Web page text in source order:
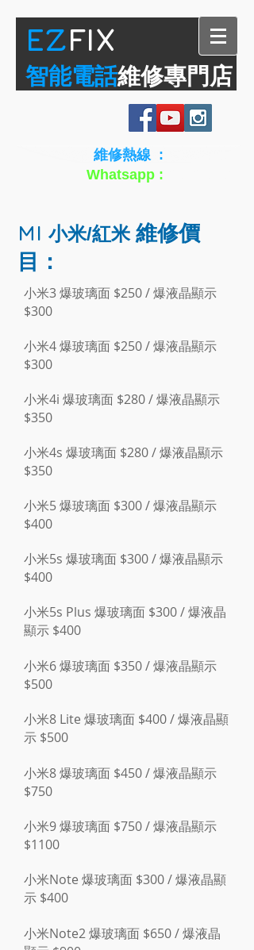
​EZFIX
智能電話維修專門店
維修熱線 :
Whatsapp :
MI 小米/紅米 維修價
目：
小米3 爆玻璃面 $250 / 爆液晶顯示
$300
小米4 爆玻璃面 $250 / 爆液晶顯示
$300
小米4i 爆玻璃面 $280 / 爆液晶顯示
$350
小米4s 爆玻璃面 $280 / 爆液晶顯示
$350
小米5 爆玻璃面 $300 / 爆液晶顯示
$400
小米5s 爆玻璃面 $300 / 爆液晶顯示
$400
小米5s Plus 爆玻璃面 $300 / 爆液晶
顯示 $400
小米6 爆玻璃面 $350 / 爆液晶顯示
$500
小米8 Lite 爆玻璃面 $400 / 爆液晶顯
示 $500
小米8 爆玻璃面 $450 / 爆液晶顯示
$750
小米9 爆玻璃面 $750 / 爆液晶顯示
$1100
小米Note 爆玻璃面 $300 / 爆液晶顯
示 $400
小米Note2 爆玻璃面 $650 / 爆液晶